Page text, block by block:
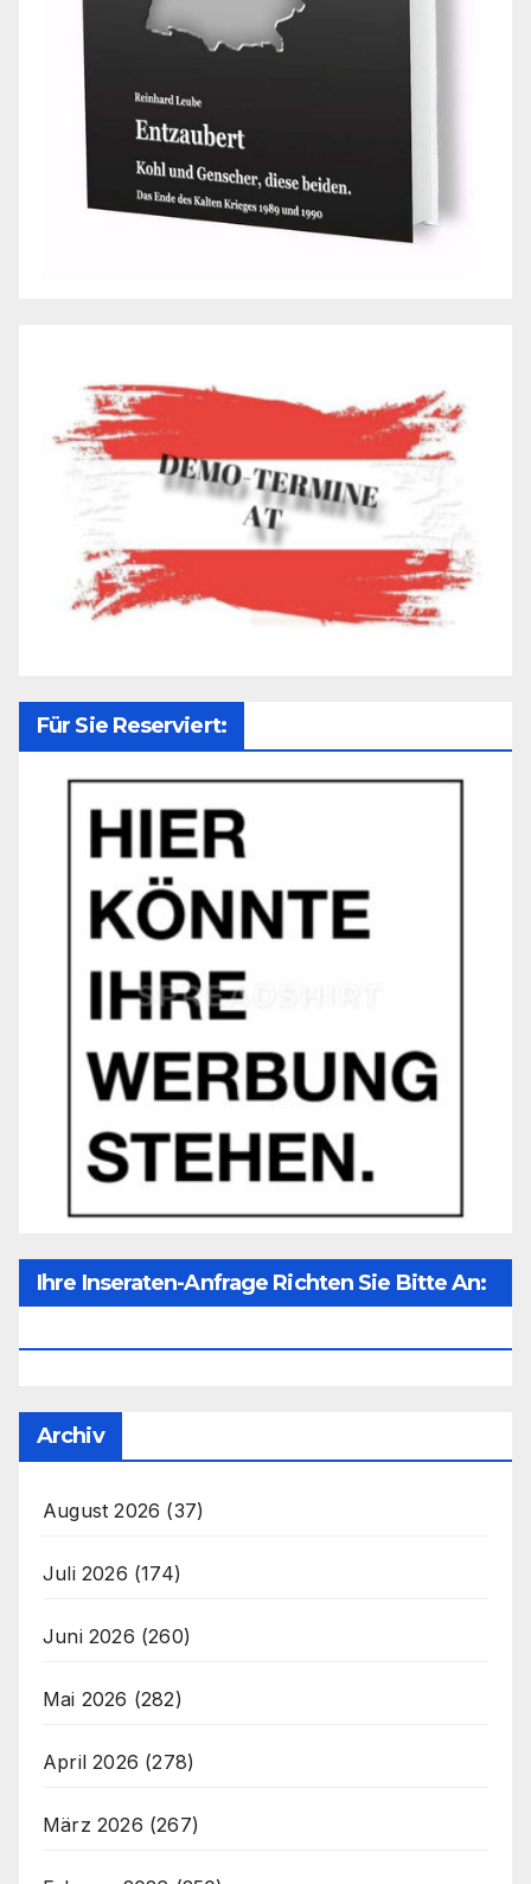
Für Sie Reserviert:
Ihre Inseraten-Anfrage Richten Sie Bitte An:
Archiv
August 2026 (37)
Juli 2026 (174)
Juni 2026 (260)
Mai 2026 (282)
April 2026 (278)
März 2026 (267)